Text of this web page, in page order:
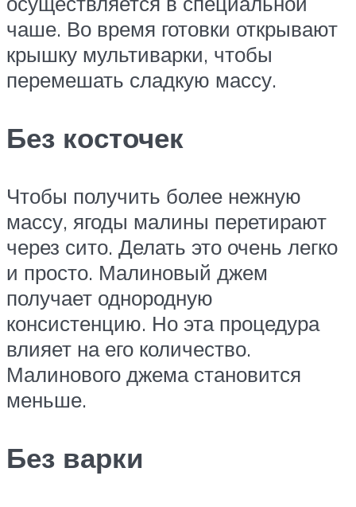
чаше. Во время готовки открывают
крышку мультиварки, чтобы
перемешать сладкую массу.
Без косточек
Чтобы получить более нежную
массу, ягоды малины перетирают
через сито. Делать это очень легко
и просто. Малиновый джем
получает однородную
консистенцию. Но эта процедура
влияет на его количество.
Малинового джема становится
меньше.
Без варки